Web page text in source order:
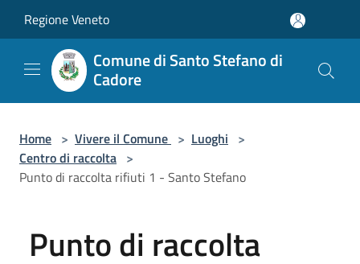
Regione Veneto
Comune di Santo Stefano di
Cadore
Home > Vivere il Comune > Luoghi >
Centro di raccolta >
Punto di raccolta rifiuti 1 - Santo Stefano
Punto di raccolta